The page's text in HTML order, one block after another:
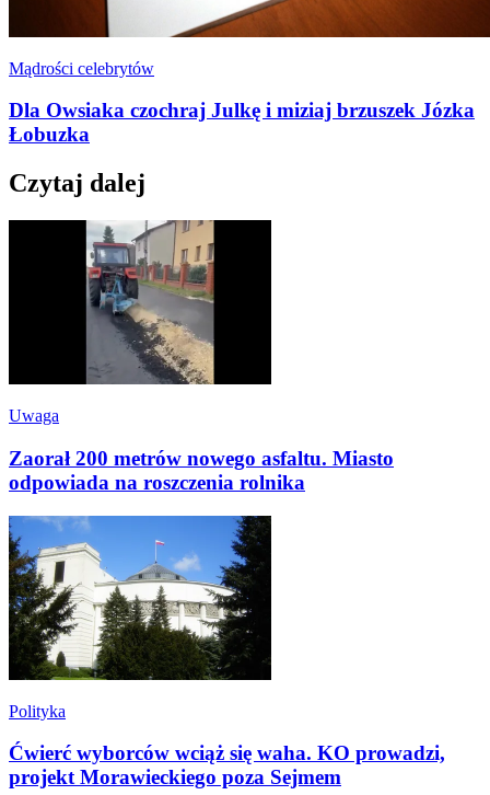
Mądrości celebrytów
Dla Owsiaka czochraj Julkę i miziaj brzuszek Józka
Łobuzka
Czytaj dalej
Uwaga
Zaorał 200 metrów nowego asfaltu. Miasto
odpowiada na roszczenia rolnika
Polityka
Ćwierć wyborców wciąż się waha. KO prowadzi,
projekt Morawieckiego poza Sejmem